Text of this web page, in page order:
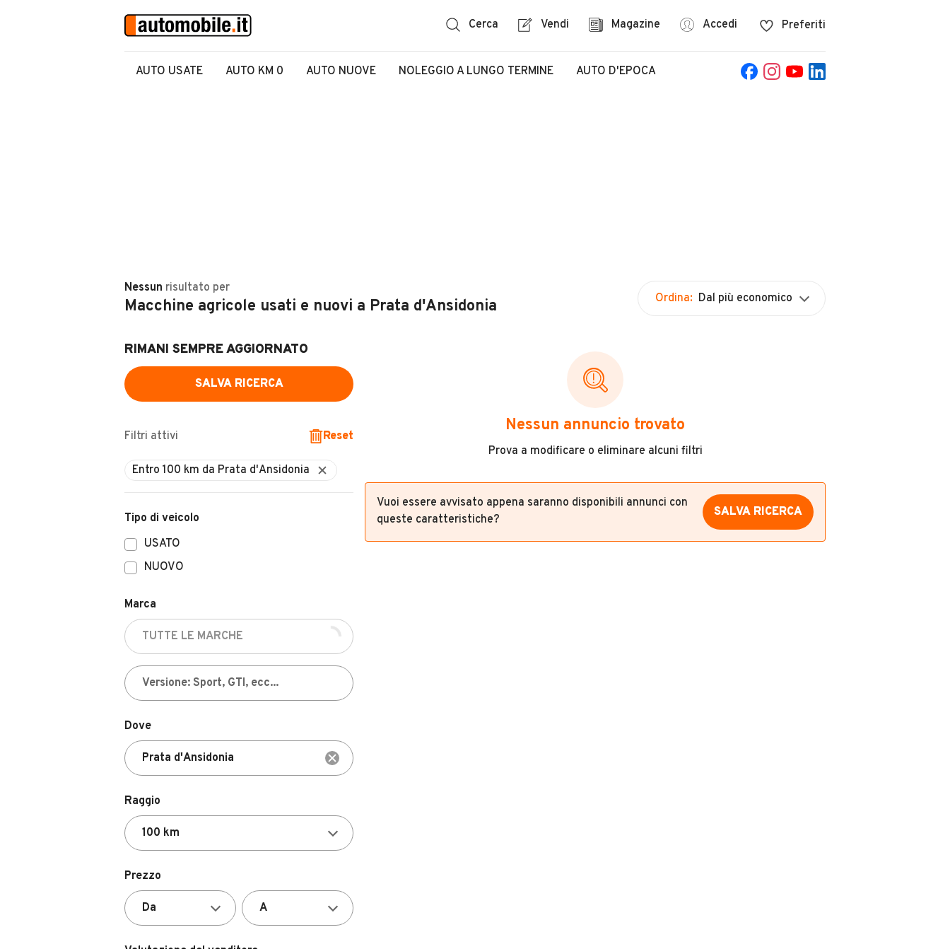
Cerca Vendi Magazine Accedi Preferiti
AUTO USATE AUTO KM 0 AUTO NUOVE NOLEGGIO A LUNGO TERMINE AUTO D'EPOCA
Nessun risultato per
Macchine agricole usati e nuovi a Prata d'Ansidonia Ordina: Dal più economico
RIMANI SEMPRE AGGIORNATO
SALVA RICERCA
Filtri attivi Reset
Entro 100 km da Prata d'Ansidonia
Tipo di veicolo
USATO
NUOVO
Marca
Dove
Raggio
Prezzo
Nessun annuncio trovato
Prova a modificare o eliminare alcuni filtri
Vuoi essere avvisato appena saranno disponibili annunci con
queste caratteristiche?
SALVA RICERCA